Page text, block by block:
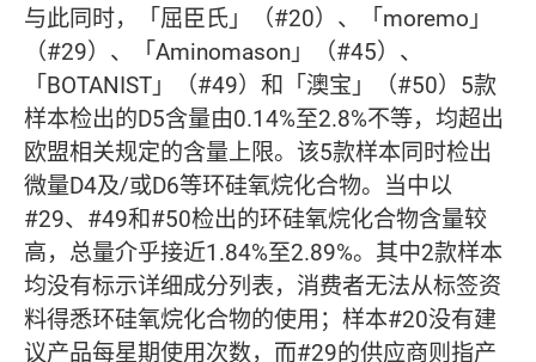
与此同时，「屈臣氏」（#20）、「moremo」
（#29）、「Aminomason」（#45）、
「BOTANIST」（#49）和「澳宝」（#50）5款
样本检出的D5含量由0.14%至2.8%不等，均超出
欧盟相关规定的含量上限。该5款样本同时检出
微量D4及/或D6等环硅氧烷化合物。当中以
#29、#49和#50检出的环硅氧烷化合物含量较
高，总量介乎接近1.84%至2.89%。其中2款样本
均没有标示详细成分列表，消费者无法从标签资
料得悉环硅氧烷化合物的使用；样本#20没有建
议产品每星期使用次数，而#29的供应商则指产